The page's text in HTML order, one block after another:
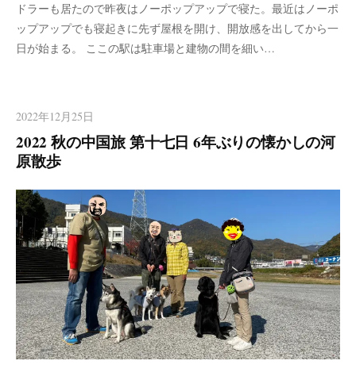
ドラーも居たので昨夜はノーポップアップで寝た。最近はノーポ
ップアップでも寝起きに先ず屋根を開け、開放感を出してから一
日が始まる。 ここの駅は駐車場と建物の間を細い…
2022年12月25日
2022 秋の中国旅 第十七日 6年ぶりの懐かしの河
原散歩